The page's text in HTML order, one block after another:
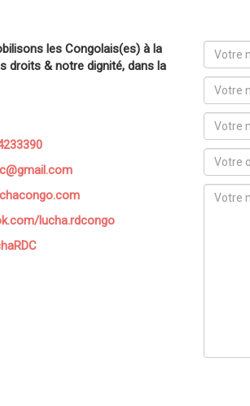
les Congolais(es) à la
droits & notre dignité, dans la
lucha.rdcongo